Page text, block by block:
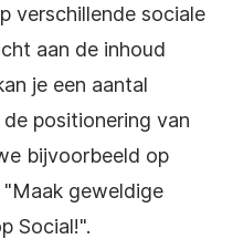
verschillende sociale
aan de inhoud
je een aantal
positionering van
bijvoorbeeld op
geweldige
Social!".